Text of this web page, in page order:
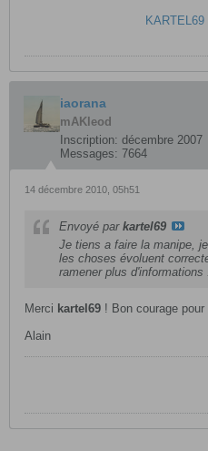
iaorana
mAKleod
Inscription: décembre 2007
Messages: 7664
14 décembre 2010, 05h51
Envoyé par kartel69
Je tiens a faire la manipe,
les choses évoluent
ramener plus d'informations .
Merci kartel69 ! Bon courage
Alain